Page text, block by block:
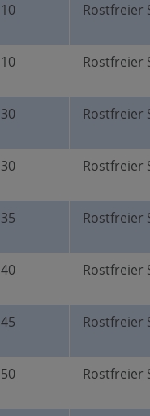
10 Rostfreier
10 Rostfreier
30 Rostfreier
30 Rostfreier
35 Rostfreier
40 Rostfreier
45 Rostfreier
50 Rostfreier